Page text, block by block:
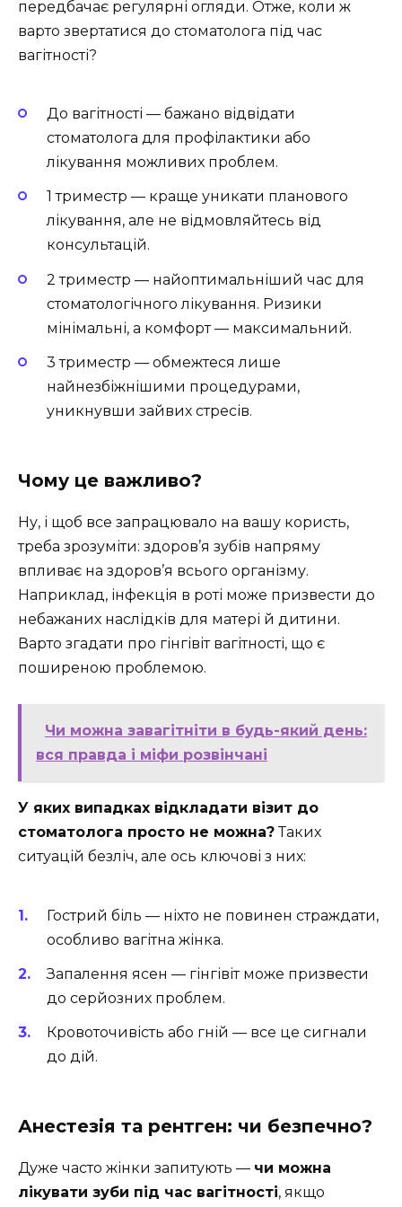
передбачає регулярні огляди. Отже, коли ж
варто звертатися до стоматолога під час
вагітності?
До вагітності — бажано відвідати
стоматолога для профілактики або
лікування можливих проблем.
1 триместр — краще уникати планового
лікування, але не відмовляйтесь від
консультацій.
2 триместр — найоптимальніший час для
стоматологічного лікування. Ризики
мінімальні, а комфорт — максимальний.
3 триместр — обмежтеся лише
найнезбіжнішими процедурами,
уникнувши зайвих стресів.
Чому це важливо?
Ну, і щоб все запрацювало на вашу користь,
треба зрозуміти: здоров’я зубів напряму
впливає на здоров’я всього організму.
Наприклад, інфекція в роті може призвести до
небажаних наслідків для матері й дитини.
Варто згадати про гінгівіт вагітності, що є
поширеною проблемою.
Чи можна завагітніти в будь-який день:
вся правда і міфи розвінчані
У яких випадках відкладати візит до
стоматолога просто не можна?Таких
ситуацій безліч, але ось ключові з них:
Гострий біль — ніхто не повинен страждати,
особливо вагітна жінка.
Запалення ясен — гінгівіт може призвести
до серйозних проблем.
Кровоточивість або гній — все це сигнали
до дій.
Анестезія та рентген: чи безпечно?
Дуже часто жінки запитують — чи можна
лікувати зуби під час вагітності, якщо